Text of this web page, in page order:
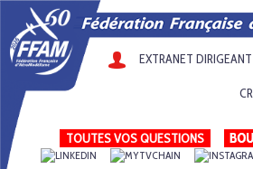
EXTRANET DIRIGEANT
TOUTES VOS QUESTIONS